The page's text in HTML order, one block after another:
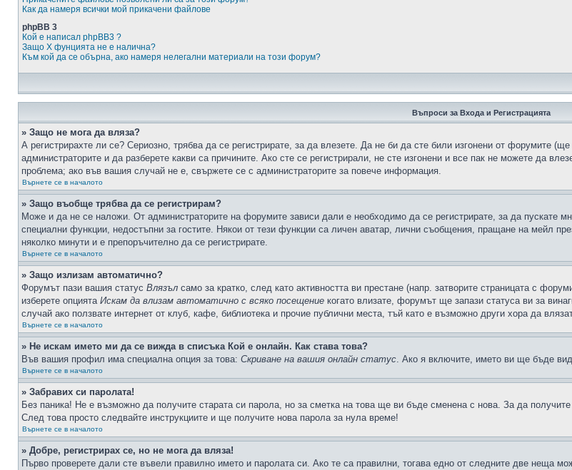
Как да намеря всички мой прикачени файлове
phpBB 3
Кой е написал phpBB3 ?
Защо X фунцията не е налична?
Към кой да се обърна, ако намеря нелегални материали на този форум?
Въпроси за Входа и Регистрацията
» Защо не мога да вляза?
А регистрирахте ли се? Сериозно, трябва да се регистрирате, за да влезете. Да не би да сте били изгонени от форумите
администраторите и да разберете какви са причините. Ако сте се регистрирали, не сте изгонени и все пак не можете да
проблема; ако във вашия случай не е, свържете се с администраторите за повече информация.
Върнете се в началото
» Защо въобще трябва да се регистрирам?
Може и да не се наложи. От администраторите на форумите зависи дали е необходимо да се регистрирате, за да пускате
специални функции, недостъпни за гостите. Някои от тези функции са личен аватар, лични съобщения, пращане на мейл
няколко минути и е препоръчително да се регистрирате.
Върнете се в началото
» Защо излизам автоматично?
Форумът пази вашия статус Влязъл само за кратко, след като активността ви престане (напр. затворите страницата с
изберете опцията Искам да влизам автоматично с всяко посещение когато влизате, форумът ще запази статуса ви за
случай ако ползвате интернет от клуб, кафе, библиотека и прочие публични места, тъй като е възможно други хора да
Върнете се в началото
» Не искам името ми да се вижда в списъка Кой е онлайн. Как става това?
Във вашия профил има специална опция за това: Скриване на вашия онлайн статус. Ако я включите, името ви ще бъде
Върнете се в началото
» Забравих си паролата!
Без паника! Не е възможно да получите старата си парола, но за сметка на това ще ви бъде сменена с нова. За да
След това просто следвайте инструкциите и ще получите нова парола за нула време!
Върнете се в началото
» Добре, регистрирах се, но не мога да вляза!
Първо проверете дали сте въвели правилно името и паролата си. Ако те са правилни, тогава едно от следните две неща